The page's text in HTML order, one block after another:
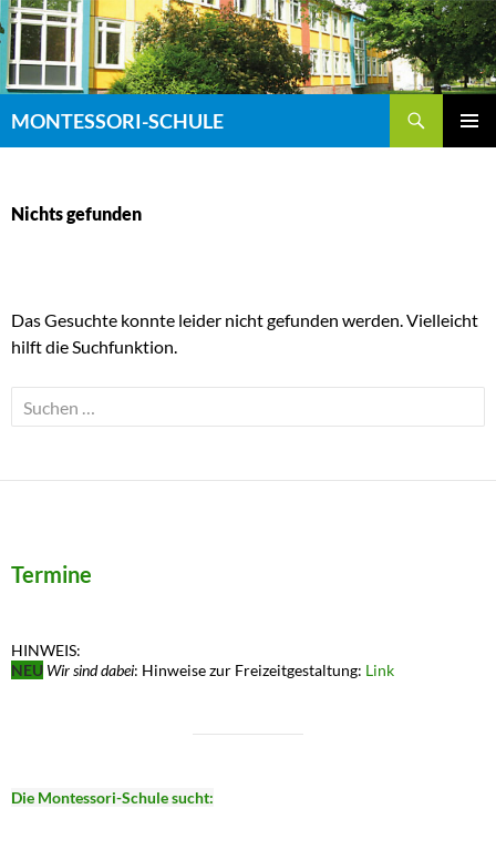
Zum
Inhalt
springen
MONTESSORI-SCHULE
Nichts gefunden
Das Gesuchte konnte leider nicht gefunden werden. Vielleicht
hilft die Suchfunktion.
Suchen
nach:
Termine
HINWEIS:
NEU Wir sind dabei: Hinweise zur Freizeitgestaltung: Link
Die Montessori-Schule sucht: